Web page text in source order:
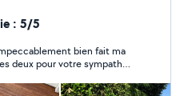
du client.
entreprise.
: 5/5
bien fait ma
deux pour votre sympathie